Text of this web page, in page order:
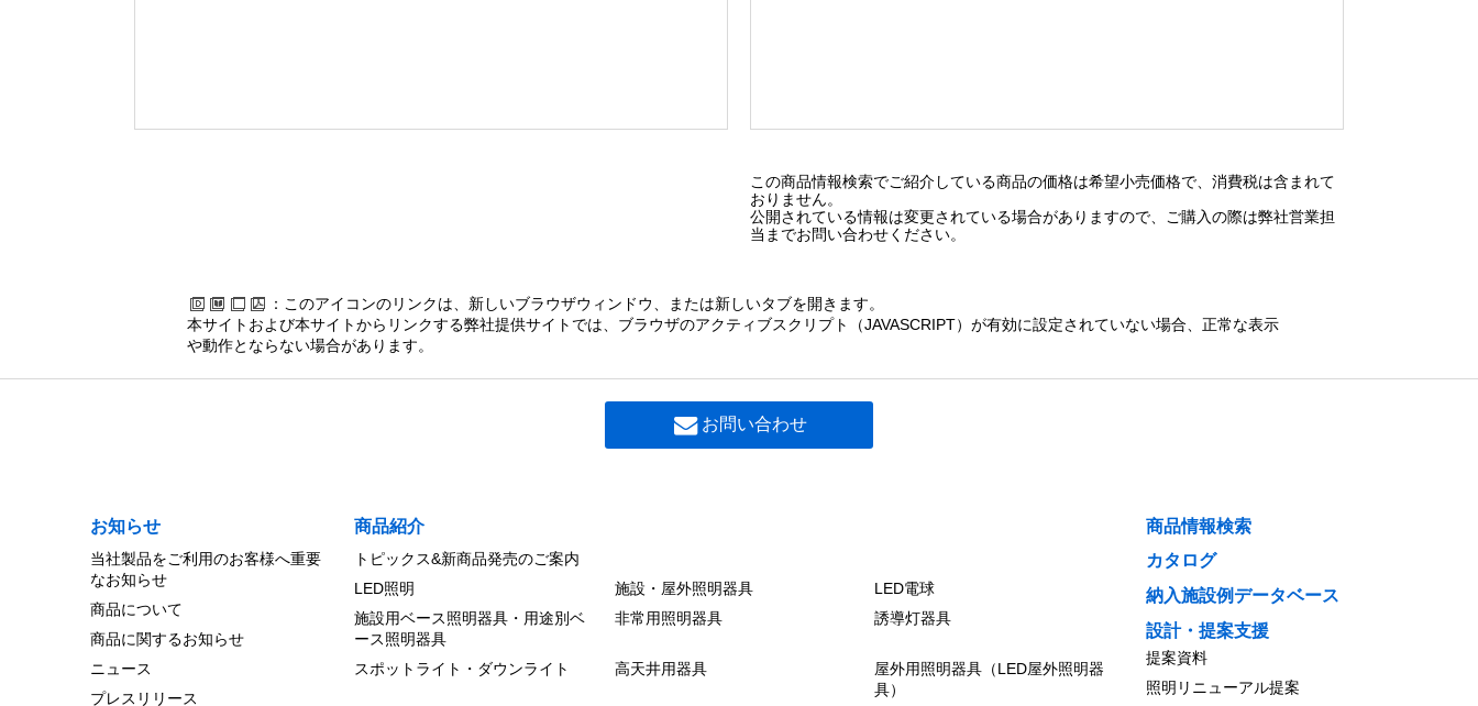
この商品情報検索でご紹介している商品の価格は希望小売価格で、消費税は含まれて
おりません。
公開されている情報は変更されている場合がありますので、ご購入の際は弊社営業担
当までお問い合わせください。
：このアイコンのリンクは、新しいブラウザウィンドウ、または新しいタブを開きます。
本サイトおよび本サイトからリンクする弊社提供サイトでは、ブラウザのアクティブスクリプト（JAVASCRIPT）が有効に設定されていない場合、正常な表示
や動作とならない場合があります。
お問い合わせ
お知らせ
当社製品をご利用のお客様へ重要
なお知らせ
商品について
商品に関するお知らせ
ニュース
プレスリリース
商品紹介
トピックス&新商品発売のご案内
LED照明
施設・屋外照明器具
LED電球
施設用ベース照明器具・用途別ベ
ース照明器具
非常用照明器具 誘導灯器具
スポットライト・ダウンライト 高天井用器具
屋外用照明器具（LED屋外照明器
具）
商品情報検索
カタログ
納入施設例データベース
設計・提案支援
提案資料
照明リニューアル提案